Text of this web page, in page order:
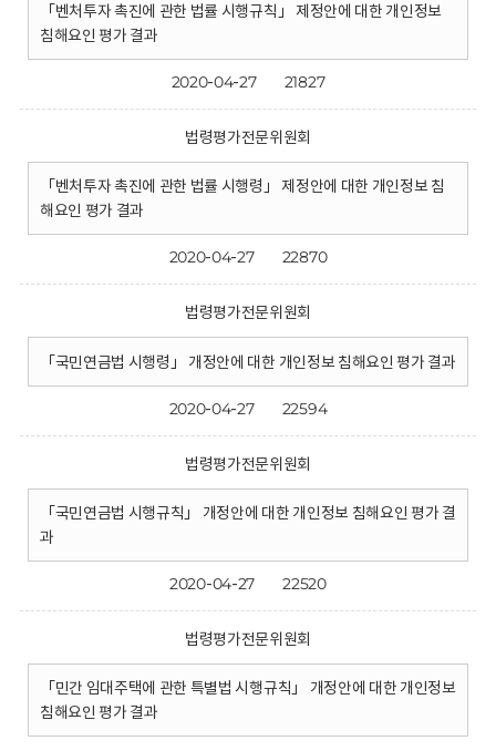
「벤처투자 촉진에 관한 법률 시행규칙」 제정안에 대한 개인정보
침해요인 평가 결과
2020-04-27 21827
법령평가전문위원회
「벤처투자 촉진에 관한 법률 시행령」 제정안에 대한 개인정보 침
해요인 평가 결과
2020-04-27 22870
법령평가전문위원회
「국민연금법 시행령」 개정안에 대한 개인정보 침해요인 평가 결과
2020-04-27 22594
법령평가전문위원회
「국민연금법 시행규칙」 개정안에 대한 개인정보 침해요인 평가 결
과
2020-04-27 22520
법령평가전문위원회
「민간 임대주택에 관한 특별법 시행규칙」 개정안에 대한 개인정보
침해요인 평가 결과